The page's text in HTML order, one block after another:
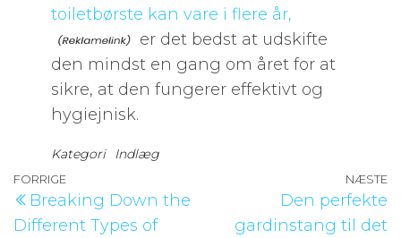
toiletbørste kan vare i flere år,
er det bedst at udskifte
den mindst en gang om året for at
sikre, at den fungerer effektivt og
hygiejnisk.
Kategori Indlæg
Indlægsnavigation
Forrige
indlæg
FORRIGE
Breaking Down the
Different Types of
NÆSTE
Den perfekte
gardinstang til det